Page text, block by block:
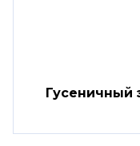
Гусеничный